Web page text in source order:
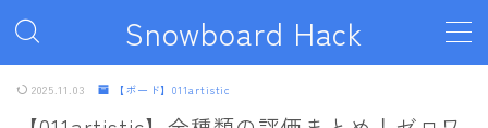
Snowboard Hack
MENU
2025.11.03 【ボード】011artistic